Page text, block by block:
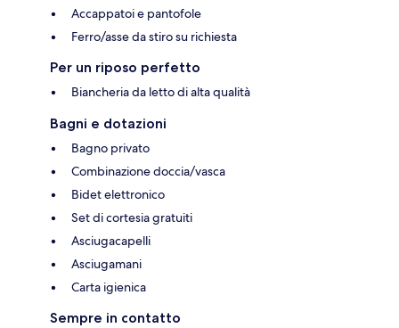
Accappatoi e pantofole
Ferro/asse da stiro su richiesta
Per un riposo perfetto
Biancheria da letto di alta qualità
Bagni e dotazioni
Bagno privato
Combinazione doccia/vasca
Bidet elettronico
Set di cortesia gratuiti
Asciugacapelli
Asciugamani
Carta igienica
Sempre in contatto